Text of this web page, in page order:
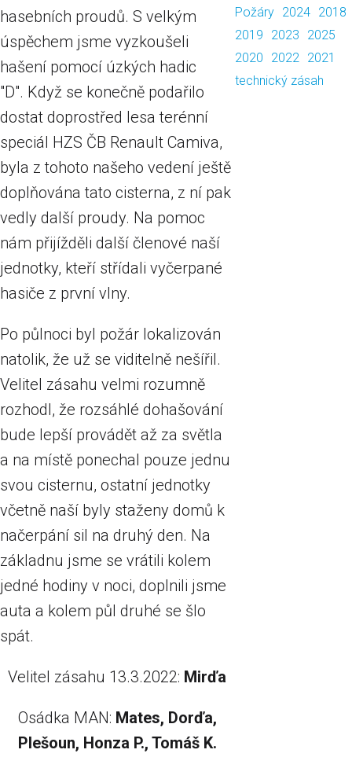
hasebních proudů. S velkým
úspěchem jsme vyzkoušeli
hašení pomocí úzkých hadic
"D". Když se konečně podařilo
dostat doprostřed lesa terénní
speciál HZS ČB Renault Camiva,
byla z tohoto našeho vedení ještě
doplňována tato cisterna, z ní pak
vedly další proudy. Na pomoc
nám přijížděli další členové naší
jednotky, kteří střídali vyčerpané
hasiče z první vlny.
Po půlnoci byl požár lokalizován
natolik, že už se viditelně nešířil.
Velitel zásahu velmi rozumně
rozhodl, že rozsáhlé dohašování
bude lepší provádět až za světla
a na místě ponechal pouze jednu
svou cisternu, ostatní jednotky
včetně naší byly staženy domů k
načerpání sil na druhý den. Na
základnu jsme se vrátili kolem
jedné hodiny v noci, doplnili jsme
auta a kolem půl druhé se šlo
spát.
Velitel zásahu 13.3.2022: Mirďa
Osádka MAN: Mates, Dorďa,
Plešoun, Honza P., Tomáš K.
Požáry 2024 2018
2019
2023
2025
2020
2022
2021
technický zásah